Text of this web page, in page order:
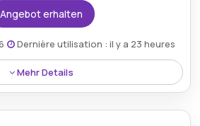
Angebot erhalten
Dernière utilisation : il y a 23 heures
Mehr Details
kostenlosen Versand für alle
einen verifizierten JeansDirect-